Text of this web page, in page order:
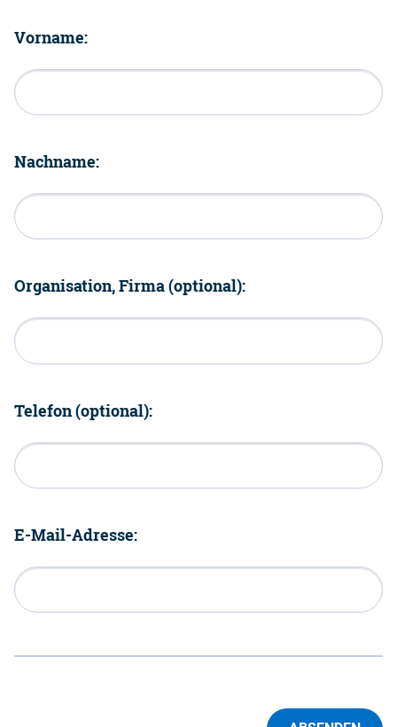
Vorname:
Nachname:
Organisation, Firma (optional):
Telefon (optional):
E-Mail-Adresse: